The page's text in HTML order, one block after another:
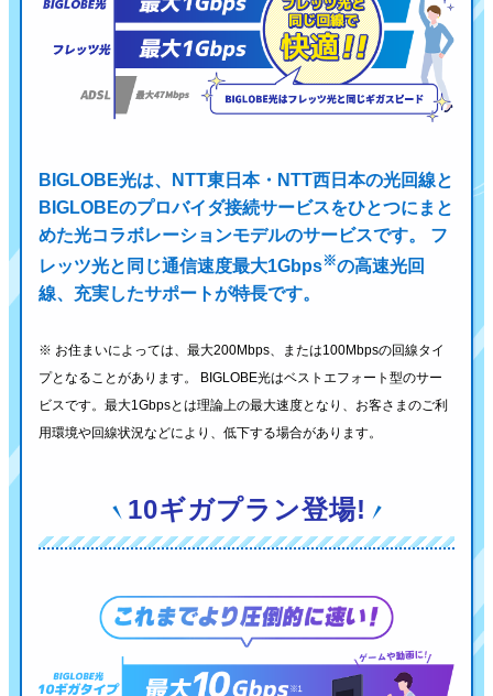
BIGLOBE光は、NTT東日本・NTT西日本の光回線と
BIGLOBEのプロバイダ接続サービスをひとつにまと
めた光コラボレーションモデルのサービスです。
フ
レッツ光と同じ通信速度最大1Gbps※の高速光回
線、充実したサポートが特長です。
※ お住まいによっては、最大200Mbps、または100Mbpsの回線タイ
プとなることがあります。
BIGLOBE光はベストエフォート型のサー
ビスです。最大1Gbpsとは理論上の最大速度となり、 お客さまのご利
用環境や回線状況などにより、低下する場合があります。
10ギガプラン登場!